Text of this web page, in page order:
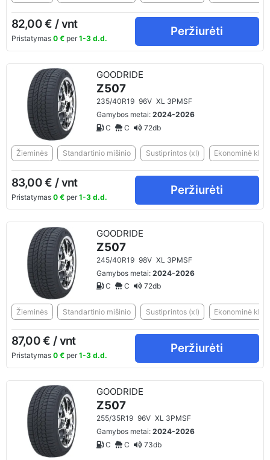
82,00 € / vnt
Pristatymas 0 €per 1-3 d.d.
Peržiurėti
GOODRIDE
Z507
235/40R19 96V XL 3PMSF
Gamybos metai:2024-2026
C
C 72db
Žieminės Standartinio mišinio Sustiprintos (xl) Ekonominė
83,00 € / vnt
Pristatymas 0 €per 1-3 d.d.
Peržiurėti
GOODRIDE
Z507
245/40R19 98V XL 3PMSF
Gamybos metai:2024-2026
C
C 72db
Žieminės Standartinio mišinio Sustiprintos (xl) Ekonominė
87,00 € / vnt
Pristatymas 0 €per 1-3 d.d.
Peržiurėti
GOODRIDE
Z507
255/35R19 96V XL 3PMSF
Gamybos metai:2024-2026
C
C 73db